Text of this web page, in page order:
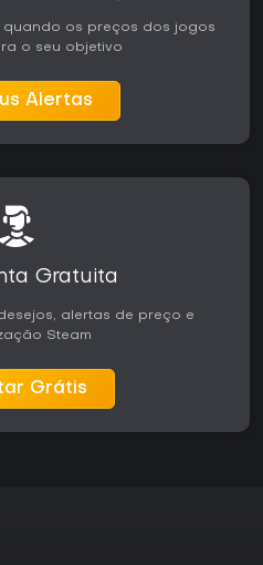
os preços dos jogos
o seu objetivo
Alertas
Gratuita
alertas de preço e
Steam
Grátis